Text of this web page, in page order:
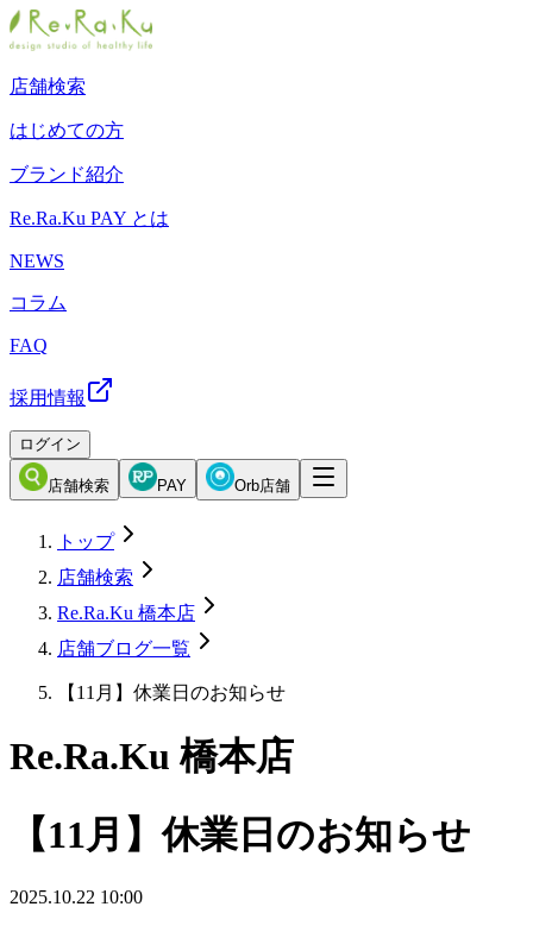
店舗検索
はじめての方
ブランド紹介
Re.Ra.Ku PAY とは
NEWS
コラム
FAQ
採用情報
ログイン
店舗検索 PAY Orb店舗
トップ
店舗検索
Re.Ra.Ku 橋本店
店舗ブログ一覧
【11月】休業日のお知らせ
Re.Ra.Ku 橋本店
【11月】休業日のお知らせ
2025.10.22 10:00